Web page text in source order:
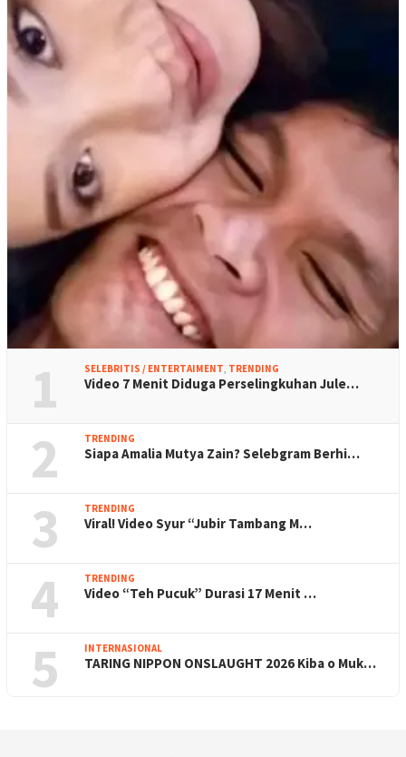
1 SELEBRITIS / ENTERTAIMENT, TRENDING
Video 7 Menit Diduga Perselingkuhan Jule…
2 TRENDING
Siapa Amalia Mutya Zain? Selebgram Berhi…
3 TRENDING
Viral! Video Syur “Jubir Tambang M…
4 TRENDING
Video “Teh Pucuk” Durasi 17 Menit …
5 INTERNASIONAL
TARING NIPPON ONSLAUGHT 2026 Kiba o Muk…